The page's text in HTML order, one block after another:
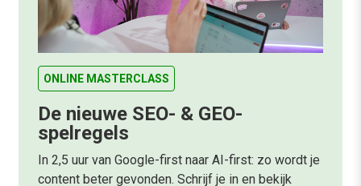
ONLINE MASTERCLASS
De nieuwe SEO- & GEO-
spelregels
In 2,5 uur van Google-first naar AI-first: zo wordt je
content beter gevonden. Schrijf je in en bekijk